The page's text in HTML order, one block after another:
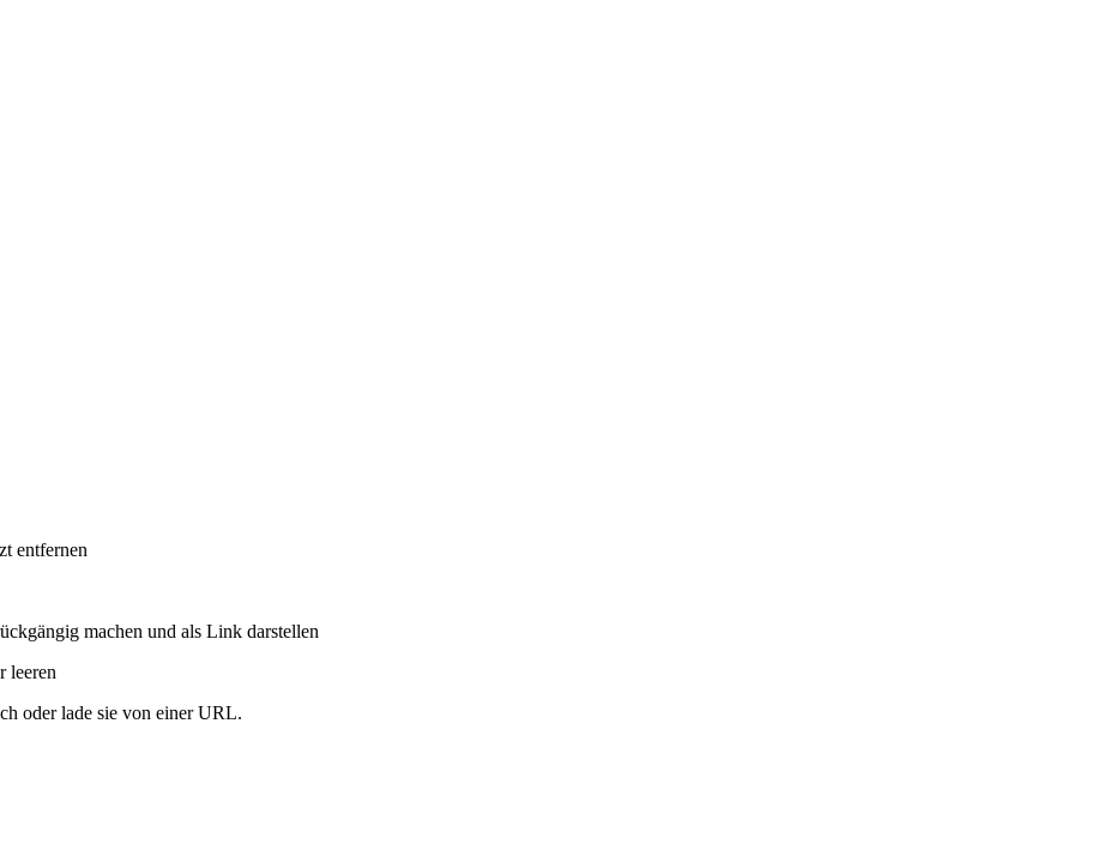
entfernen
machen und als Link darstellen
leeren
oder lade sie von einer URL.